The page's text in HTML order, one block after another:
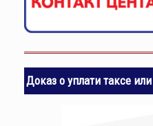
Доказ о уплати таксе